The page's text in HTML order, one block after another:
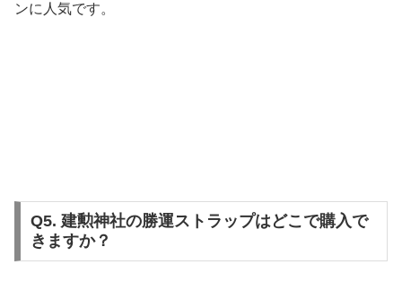
ンに人気です。
Q5. 建勲神社の勝運ストラップはどこで購入で
きますか？